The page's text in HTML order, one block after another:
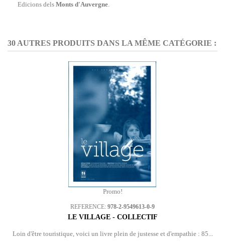
Edicions dels Monts d'Auvergne.
30 AUTRES PRODUITS DANS LA MÊME CATÉGORIE :
Promo!
REFERENCE: 978-2-9549613-0-9
LE VILLAGE - COLLECTIF
Loin d'être touristique, voici un livre plein de justesse et d'empathie : 85...